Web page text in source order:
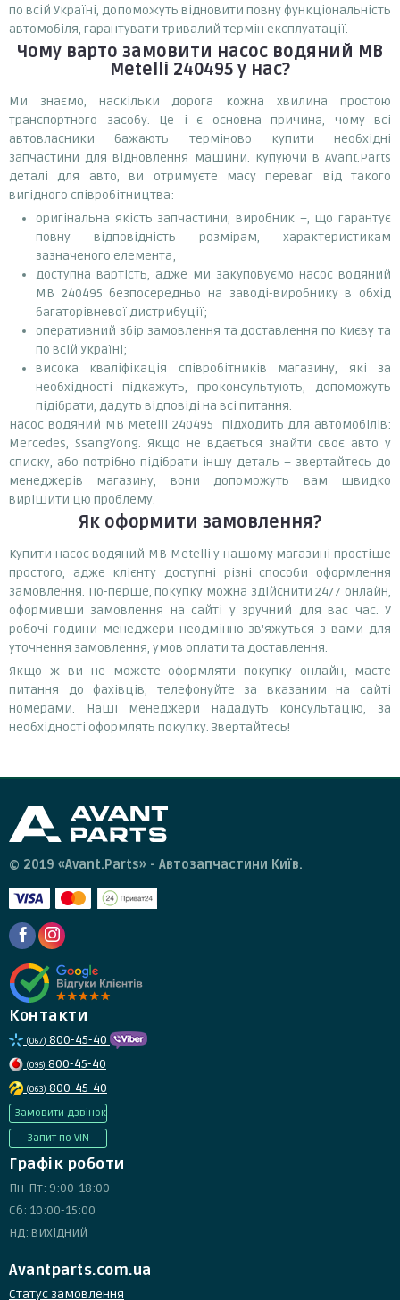
по всій Україні, допоможуть відновити повну функціональність
автомобіля, гарантувати тривалий термін експлуатації.
Чому варто замовити насос водяний MB
Metelli 240495 у нас?
Ми знаємо, наскільки дорога кожна хвилина простою
транспортного засобу. Це і є основна причина, чому всі
автовласники бажають терміново купити необхідні
запчастини для відновлення машини. Купуючи в Avant.Parts
деталі для авто, ви отримуєте масу переваг від такого
вигідного співробітництва:
оригінальна якість запчастини, виробник –, що гарантує
повну відповідність розмірам, характеристикам
зазначеного елемента;
доступна вартість, адже ми закуповуємо насос водяний
MB 240495 безпосередньо на заводі-виробнику в обхід
багаторівневої дистрибуції;
оперативний збір замовлення та доставлення по Києву та
по всій Україні;
висока кваліфікація співробітників магазину, які за
необхідності підкажуть, проконсультують, допоможуть
підібрати, дадуть відповіді на всі питання.
Насос водяний MB Metelli 240495 підходить для автомобілів:
Mercedes, SsangYong. Якщо не вдається знайти своє авто у
списку, або потрібно підібрати іншу деталь – звертайтесь до
менеджерів магазину, вони допоможуть вам швидко
вирішити цю проблему.
Як оформити замовлення?
Купити насос водяний MB Metelli у нашому магазині простіше
простого, адже клієнту доступні різні способи оформлення
замовлення. По-перше, покупку можна здійснити 24/7 онлайн,
оформивши замовлення на сайті у зручний для вас час. У
робочі години менеджери неодмінно зв'яжуться з вами для
уточнення замовлення, умов оплати та доставлення.
Якщо ж ви не можете оформляти покупку онлайн, маєте
питання до фахівців, телефонуйте за вказаним на сайті
номерами. Наші менеджери нададуть консультацію, за
необхідності оформлять покупку. Звертайтесь!
© 2019 «Avant.Parts» - Автозапчастини Київ.
Контакти
(067) 800-45-40
(095) 800-45-40
(063) 800-45-40
Замовити дзвінок
Запит по VIN
Графік роботи
Пн-Пт: 9:00-18:00
Сб: 10:00-15:00
Нд: вихідний
Avantparts.com.ua
Статус замовлення